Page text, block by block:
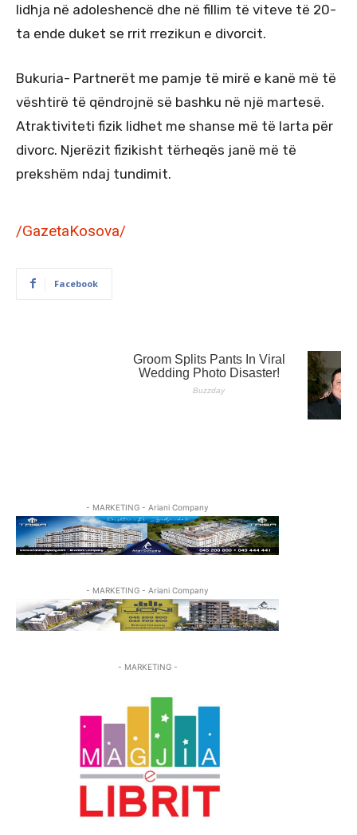
lidhja në adoleshencë dhe në fillim të viteve të 20-
ta ende duket se rrit rrezikun e divorcit.
Bukuria- Partnerët me pamje të mirë e kanë më të
vështirë të qëndrojnë së bashku në një martesë.
Atraktiviteti fizik lidhet me shanse më të larta për
divorc. Njerëzit fizikisht tërheqës janë më të
prekshëm ndaj tundimit.
/GazetaKosova/
Facebook
- MARKETING - Ariani Company
- MARKETING - Ariani Company
- MARKETING -